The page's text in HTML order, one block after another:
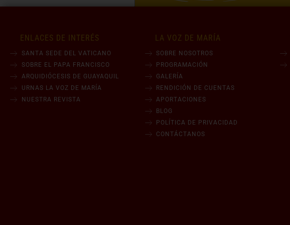
ENLACES DE INTERÉS
SANTA SEDE DEL VATICANO
SOBRE EL PAPA FRANCISCO
ARQUIDIÓCESIS DE GUAYAQUIL
URNAS LA VOZ DE MARÍA
NUESTRA REVISTA
LA VOZ DE MARÍA
SOBRE NOSOTROS
PROGRAMACIÓN
GALERÍA
RENDICIÓN DE CUENTAS
APORTACIONES
BLOG
POLÍTICA DE PRIVACIDAD
CONTÁCTANOS